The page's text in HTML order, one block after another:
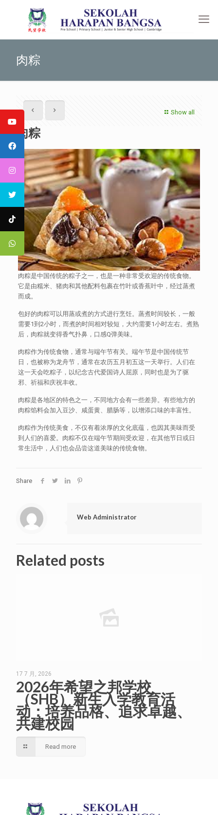
肉粽
Show all
肉粽
肉粽是中国传统的粽子之一，也是一种非常受欢迎的传统食物。
它是由糯米、猪肉和其他配料包裹在竹叶或香蕉叶中，经过蒸煮
而成。
包好的肉粽可以用蒸或煮的方式进行烹饪。蒸煮时间较长，一般
需要1到2小时，而煮的时间相对较短，大约需要1小时左右。煮熟
后，肉粽就变得香气扑鼻，口感Q弹美味。
肉粽作为传统食物，通常与端午节有关。端午节是中国传统节
日，也被称为龙舟节，通常在农历五月初五这一天举行。人们在
这一天会吃粽子，以纪念古代爱国诗人屈原，同时也是为了驱
邪、祈福和庆祝丰收。
肉粽是各地区的特色之一，不同地方会有一些差异。有些地方的
肉粽馅料会加入豆沙、咸蛋黄、腊肠等，以增添口味的丰富性。
肉粽作为传统美食，不仅有着浓厚的文化底蕴，也因其美味而受
到人们的喜爱。肉粽不仅在端午节期间受欢迎，在其他节日或日
常生活中，人们也会品尝这道美味的传统食物。
Share
Web Administrator
Related posts
17 7 月, 2026
2026年希望之邦学校
（SHB）新生入学教育活
动：培养品格、追求卓越、
共建校园
Read more